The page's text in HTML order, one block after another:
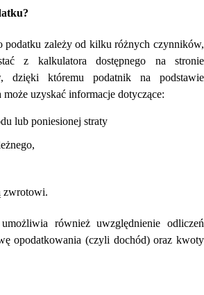
podatku zależy od kilku różnych czynników,
z kalkulatora dostępnego na stronie
dzięki któremu podatnik na podstawie
uzyskać informacje dotyczące:
lub poniesionej straty
zwrotowi.
również uwzględnienie odliczeń
opodatkowania (czyli dochód) oraz kwoty